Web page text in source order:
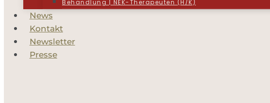
Behandlung | NEK-Therapeuten (H/K)
News
Kontakt
Newsletter
Presse